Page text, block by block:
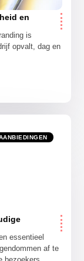
en
is
opvalt, dag en
essentieel
af te